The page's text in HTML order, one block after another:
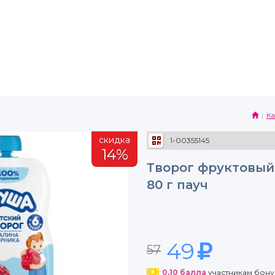
скидка
14%
1-00355145
Творог
80 г пауч
57 49
0.10 балла участникам